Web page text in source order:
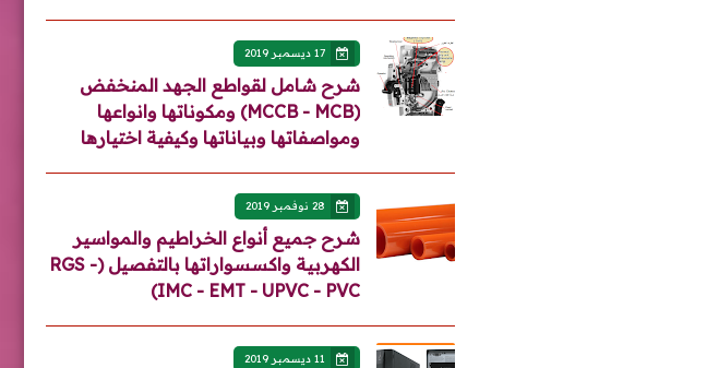
17 ديسمبر 2019
شرح شامل لقواطع الجهد المنخفض
(MCCB - MCB) ومكوناتها وانواعها
ومواصفاتها وبياناتها وكيفية اختيارها
28 نوفمبر 2019
شرح جميع أنواع الخراطيم والمواسير
الكهربية واكسسواراتها بالتفصيل (RGS -
IMC - EMT - UPVC - PVC)
11 ديسمبر 2019